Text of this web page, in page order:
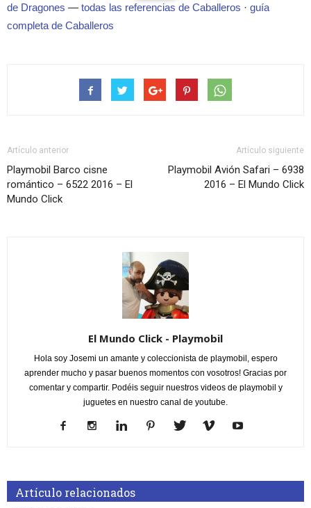
de Dragones — todas las referencias de Caballeros · guía
completa de Caballeros
Artículo anterior
Playmobil Barco cisne
romántico – 6522 2016 – El
Mundo Click
Artículo siguiente
Playmobil Avión Safari – 6938
2016 – El Mundo Click
El Mundo Click - Playmobil
Hola soy Josemi un amante y coleccionista de playmobil, espero
aprender mucho y pasar buenos momentos con vosotros! Gracias por
comentar y compartir. Podéis seguir nuestros videos de playmobil y
juguetes en nuestro canal de youtube.
Artículo relacionados